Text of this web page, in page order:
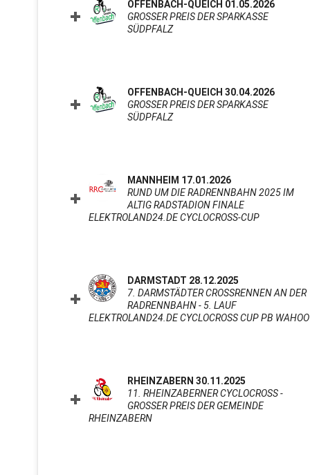
OFFENBACH-QUEICH 01.05.2026
GROSSER PREIS DER SPARKASSE S
ÜDPFALZ CLICK TO EXPAND CONTENTS
OFFENBACH-QUEICH 30.04.2026
GROSSER PREIS DER SPARKASSE S
ÜDPFALZ CLICK TO EXPAND CONTENTS
MANNHEIM 17.01.2026
RUND UM DIE RADRENNBAHN 2025 IM
ALTIG RADSTADION FINALE
ELEKTROLAND24.DE CYCLOCROSS-CUPCLICK TO
DARMSTADT 28.12.2025
7. DARMSTÄDTER CROSSRENNEN AN DER
RADRENNBAHN - 5. LAUF
ELEKTROLAND24.DE CYCLOCROSS CUP PB WAHOO
RHEINZABERN 30.11.2025
11. RHEINZABERNER CYCLOCROSS -
GROSSER PREIS DER GEMEINDE R
HEINZABERN
CLICK TO EXPAND CONTENTS